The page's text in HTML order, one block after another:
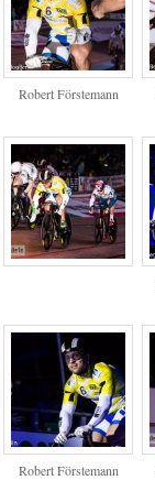
Robert Förstemann
Robert Förstemann